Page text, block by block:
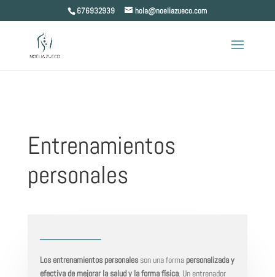
676932939 hola@noeliazueco.com
Entrenamientos
personales
Los entrenamientos personalesson una forma personalizada y
efectiva de mejorar la salud y la forma física. Un entrenador